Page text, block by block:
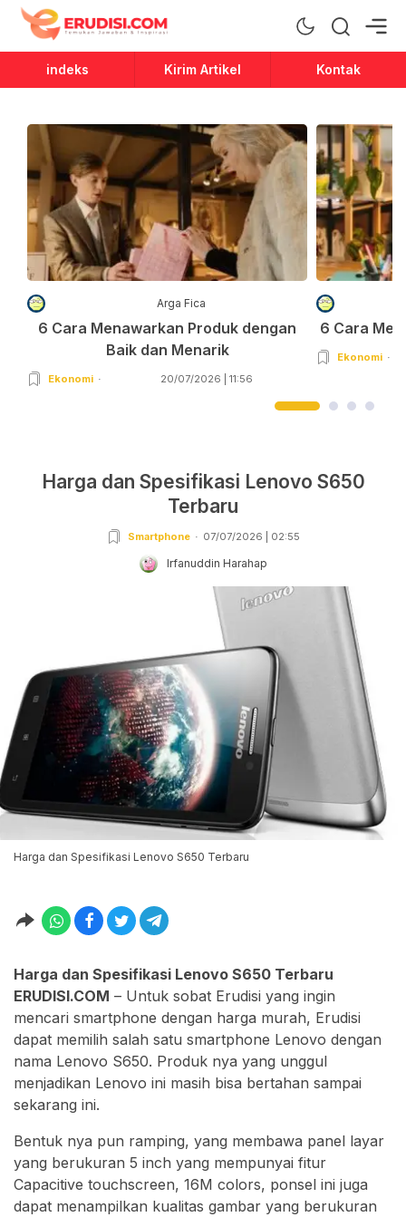
Erudisi
Temukan Jawaban dan Inspirasi
indeks Kirim Artikel Kontak
Arga Fica
6 Cara Menawarkan Produk dengan
Baik dan Menarik
Ekonomi 20/07/2026 | 11:56
6 Cara
Ekonomi
Harga dan Spesifikasi Lenovo S650
Terbaru
Smartphone 07/07/2026 | 02:55
Irfanuddin Harahap
Harga dan Spesifikasi Lenovo S650 Terbaru
Harga dan Spesifikasi Lenovo S650 Terbaru
ERUDISI.COM – Untuk sobat Erudisi yang ingin
mencari smartphone dengan harga murah, Erudisi
dapat memilih salah satu smartphone Lenovo dengan
nama Lenovo S650. Produk nya yang unggul
menjadikan Lenovo ini masih bisa bertahan sampai
sekarang ini.
Bentuk nya pun ramping, yang membawa panel layar
yang berukuran 5 inch yang mempunyai fitur
Capacitive touchscreen, 16M colors, ponsel ini juga
dapat menampilkan kualitas gambar yang berukuran